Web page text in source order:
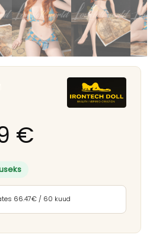
€
66.47€ / 60 kuud